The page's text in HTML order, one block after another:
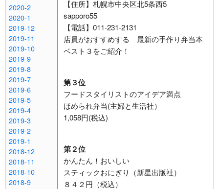
2020-2
2020-1
2019-12
2019-11
2019-10
2019-9
2019-8
2019-7
2019-6
2019-5
2019-4
2019-3
2019-2
2019-1
2018-12
2018-11
2018-10
2018-9
【住所】札幌市中央区北5条西5
sapporo55
【電話】011-231-2131
店員がおすすめする 最新の手作り弁当本
ベスト３をご紹介！
第３位
フードスタイリストのアイデア満点
ほめられ弁当(主婦と生活社）
1,058円(税込)
第２位
かんたん！おいしい
スティックおにぎり（新星出版社）
８４２円（税込）